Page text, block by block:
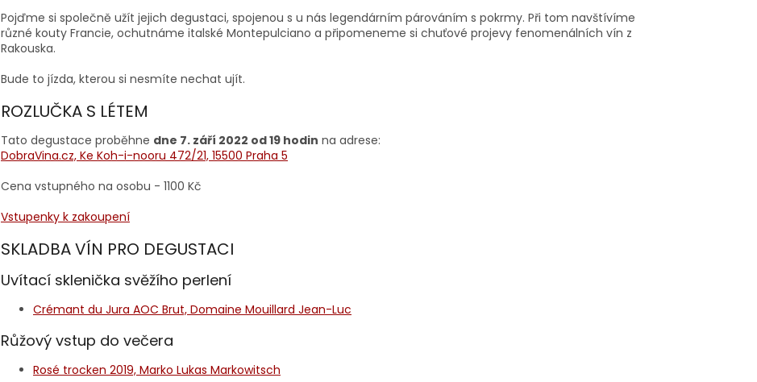
Pojďme si společně užít jejich degustaci, spojenou s u nás legendárním párováním s pokrmy. Při tom navštívíme
různé kouty Francie, ochutnáme italské Montepulciano a připomeneme si chuťové projevy fenomenálních vín z
Rakouska.
Bude to jízda, kterou si nesmíte nechat ujít.
ROZLUČKA S LÉTEM
Tato degustace proběhne dne 7. září 2022 od 19 hodin na adrese:
DobraVina.cz, Ke Koh-i-nooru 472/21, 15500 Praha 5
Cena vstupného na osobu - 1100 Kč
Vstupenky k zakoupení
SKLADBA VÍN PRO DEGUSTACI
Uvítací sklenička svěžího perlení
Crémant du Jura AOC Brut, Domaine Mouillard Jean-Luc
Růžový vstup do večera
Rosé trocken 2019, Marko Lukas Markowitsch